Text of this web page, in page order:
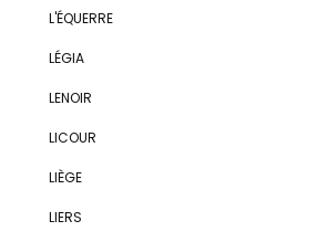
L'ÉQUERRE
LÉGIA
LENOIR
LICOUR
LIÈGE
LIERS